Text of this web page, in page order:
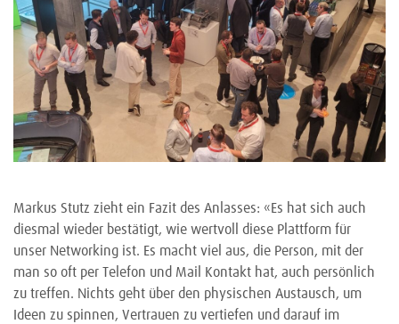
Markus Stutz zieht ein Fazit des Anlasses: «Es hat sich auch
diesmal wieder bestätigt, wie wertvoll diese Plattform für
unser Networking ist. Es macht viel aus, die Person, mit der
man so oft per Telefon und Mail Kontakt hat, auch persönlich
zu treffen. Nichts geht über den physischen Austausch, um
Ideen zu spinnen, Vertrauen zu vertiefen und darauf im